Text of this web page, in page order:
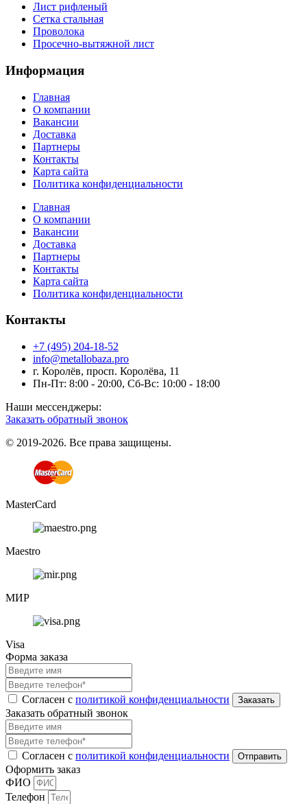
Лист рифленый
Сетка стальная
Проволока
Просечно-вытяжной лист
Информация
Главная
О компании
Вакансии
Доставка
Партнеры
Контакты
Карта сайта
Политика конфиденциальности
Главная
О компании
Вакансии
Доставка
Партнеры
Контакты
Карта сайта
Политика конфиденциальности
Контакты
+7 (495) 204-18-52
info@metallobaza.pro
г. Королёв, просп. Королёва, 11
Пн-Пт: 8:00 - 20:00, Сб-Вс: 10:00 - 18:00
Наши мессенджеры:
Заказать обратный звонок
© 2019-2026. Все права защищены.
MasterCard
Maestro
МИР
Visa
Форма заказа
Согласен с политикой конфиденциальности
Заказать обратный звонок
Согласен с политикой конфиденциальности
Оформить заказ
ФИО
Телефон